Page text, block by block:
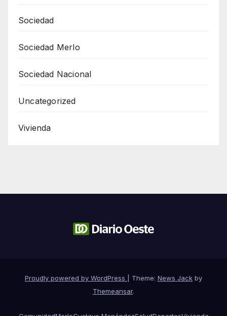
Sociedad
Sociedad Merlo
Sociedad Nacional
Uncategorized
Vivienda
Proudly powered by WordPress Theme: News Jack by
Themeansar.